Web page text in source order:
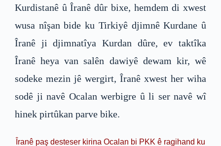
Kurdistanê û Îranê dûr bixe, hemdem di xwest
wusa nîşan bide ku Tirkiyê djimnê Kurdane û
Îranê ji djimnatîya Kurdan dûre, ev taktîka
Îranê heya van salên dawiyê dewam kir, wê
sodeke mezin jê wergirt, Îranê xwest her wiha
sodê ji navê Ocalan werbigre û li ser navê wî
hinek pirtûkan parve bike.
Îranê paş desteser kirina Ocalan bi PKK ê ragihand ku